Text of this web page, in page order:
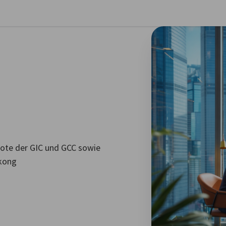
der GIC und GCC sowie